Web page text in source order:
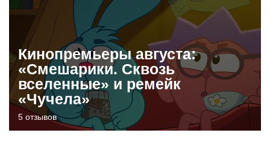
Кинопремьеры августа:
«Смешарики. Сквозь
вселенные» и ремейк
«Чучела»
5 отзывов